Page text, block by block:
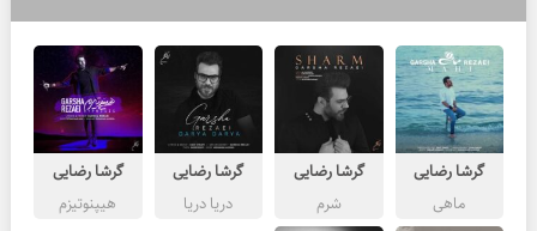
گرشا رضایی
ماهی
گرشا رضایی
شرم
گرشا رضایی
دریا دریا
گرشا رضایی
هیپنوتیزم